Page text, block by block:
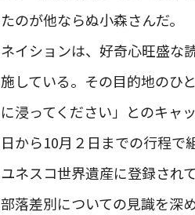
たのが他ならぬ小森さんだ。
ネイションは、好奇心旺盛な
施している。その目的地のひ
に浸ってください」とのキャ
日から10月２日までの行程で
ユネスコ世界遺産に登録され
部落差別についての見識を深